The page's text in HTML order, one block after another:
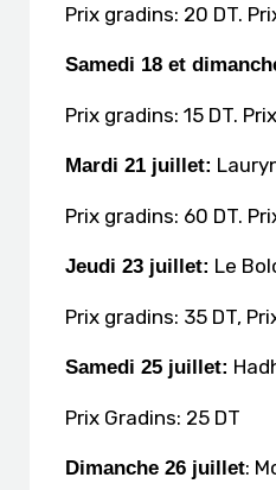
Prix gradins: 20 DT.
Samedi 18 et
Prix gradins: 15 DT.
Mardi 21 juillet:
Prix gradins: 60 DT.
Jeudi 23 juillet: Le
Prix gradins: 35 DT,
Samedi 25 juillet:
Prix Gradins: 25 DT
Dimanche 26 juillet: